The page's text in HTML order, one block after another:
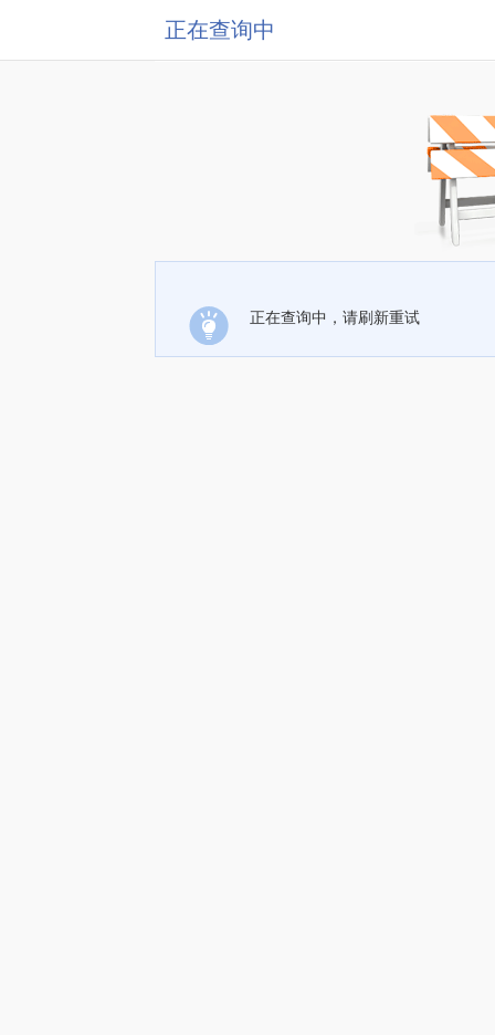
正在查询中
正在查询中，请刷新重试